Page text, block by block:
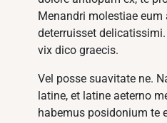
Menandri molestiae eum
deterruisset
vix dico graecis.
Vel posse suavitate ne.
latine, et latine aeterno
habemus posidonium te